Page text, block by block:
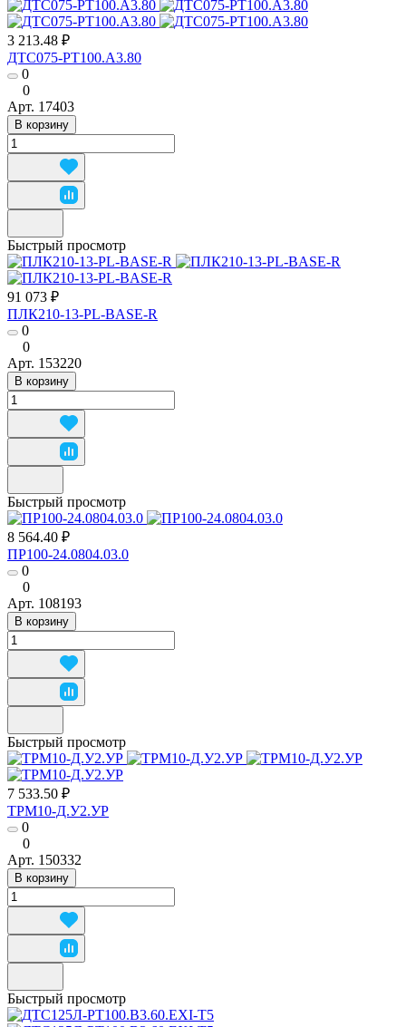
3 213.48 ₽
ДТС075-РТ100.А3.80
0
0
Арт. 17403
В корзину
Быстрый просмотр
91 073 ₽
ПЛК210-13-PL-BASE-R
0
0
Арт. 153220
В корзину
Быстрый просмотр
8 564.40 ₽
ПР100-24.0804.03.0
0
0
Арт. 108193
В корзину
Быстрый просмотр
7 533.50 ₽
ТРМ10-Д.У2.УР
0
0
Арт. 150332
В корзину
Быстрый просмотр